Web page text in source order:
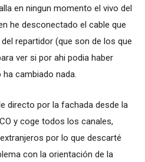
en ningun momento el vivo del
he desconectado el cable que
repartidor (que son de los que
ver si por ahi podia haber
cambiado nada.
directo por la fachada desde la
y coge todos los canales,
por lo que descarté
con la orientación de la